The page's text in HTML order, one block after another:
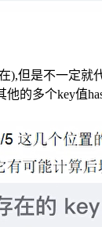
),但是不一定就
他的多个key值